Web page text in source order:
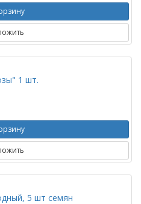
1 шт.
5 шт семян